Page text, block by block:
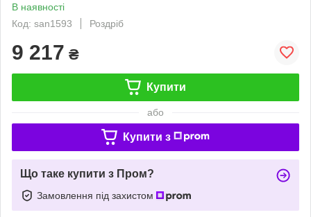
В наявності
Код: san1593
Роздріб
9 217 ₴
Купити
або
Купити з
Що таке купити з Пром?
Замовлення під захистом